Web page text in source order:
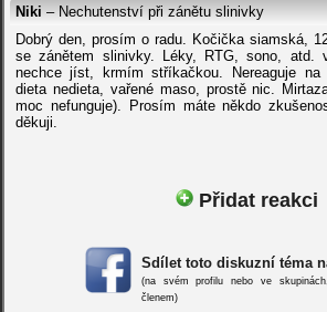
Niki – Nechutenství při zánětu slinivky
Dobrý den, prosím o radu. Kočička siamská,
se zánětem slinivky. Léky, RTG, sono, atd.
nechce jíst, krmím stříkačkou. Nereaguje na
dieta nedieta, vařené maso, prostě nic.
moc nefunguje). Prosím máte někdo
děkuji.
Přidat reakci
Sdílet toto diskuzní téma
(na svém profilu nebo ve
členem)